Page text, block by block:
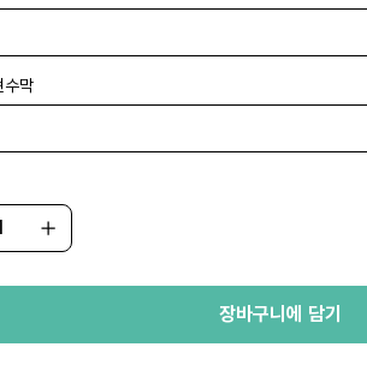
수막
장바구니에 담기